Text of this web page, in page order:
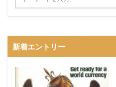
新着エントリー